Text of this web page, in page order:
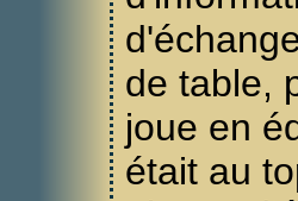
de table,
joue en
était au